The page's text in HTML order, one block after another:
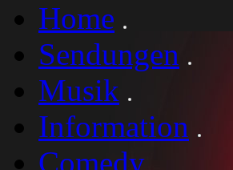
Home
Sendungen
Musik
Information
Comedy